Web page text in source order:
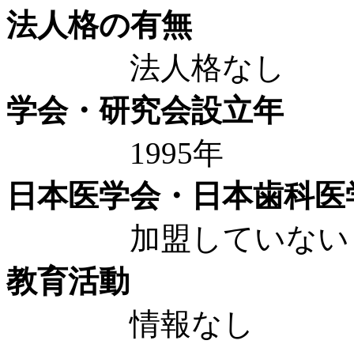
法人格の有無
法人格なし
学会・研究会設立年
1995年
日本医学会・日本歯科
加盟していない
教育活動
情報なし